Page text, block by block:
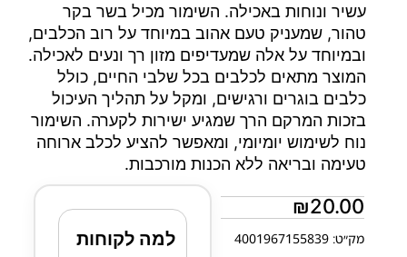
עשיר ונוחות באכילה. השימור מכיל בשר בקר
טהור, שמעניק טעם אהוב במיוחד על רוב הכלבים,
ובמיוחד על אלה שמעדיפים מזון רך ונעים לאכילה.
המוצר מתאים לכלבים בכל שלבי החיים, כולל
כלבים בוגרים ורגישים, ומקל על תהליך העיכול
בזכות המרקם הרך שמגיע ישירות לקערה. השימור
נוח לשימוש יומיומי, ומאפשר להציע לכלב ארוחה
טעימה ובריאה ללא הכנות מורכבות.
₪20.00
מק״ט: 4001967155839
למה לקוחות